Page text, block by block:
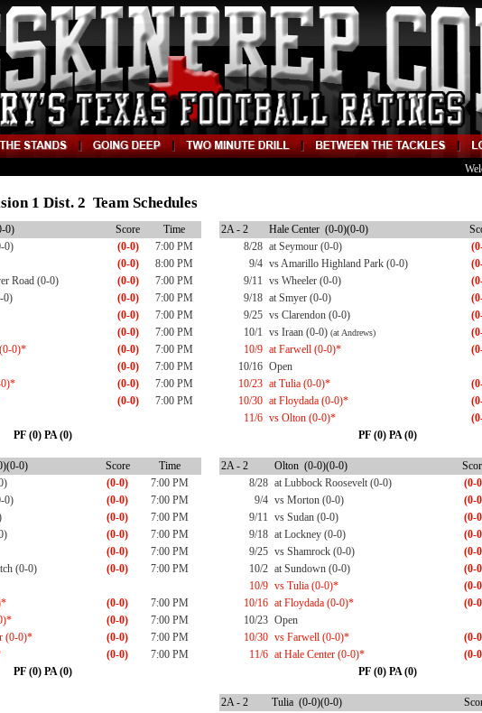
1 Dist. 2 Team Schedules
0) Score
Time
0) (0-0)
7:00 PM
(0-0)
8:00 PM
Road (0-0) (0-0)
7:00 PM
0) (0-0)
7:00 PM
(0-0)
7:00 PM
(0-0)
7:00 PM
0)* (0-0)
7:00 PM
(0-0)
7:00 PM
0)* (0-0)
7:00 PM
(0-0)
7:00 PM
PF (0) PA (0)
0) Score
Time
(0-0)
7:00 PM
0) (0-0)
7:00 PM
(0-0)
7:00 PM
(0-0)
7:00 PM
(0-0)
7:00 PM
(0-0) (0-0)
7:00 PM
(0-0)
7:00 PM
(0-0)
7:00 PM
(0-0)* (0-0)
7:00 PM
(0-0)
7:00 PM
PF (0) PA (0)
2A - 2 Hale Center (0-0)(0-0)
8/28 at Seymour (0-0)
9/4 vs Amarillo Highland Park (0-0)
9/11 vs Wheeler (0-0)
9/18 at Smyer (0-0)
9/25 vs Clarendon (0-0)
10/1 vs Iraan (0-0) (at Andrews)
10/9 at Farwell (0-0)*
10/16 Open
10/23 at Tulia (0-0)*
10/30 at Floydada (0-0)*
11/6 vs Olton (0-0)*
PF (0) PA (0)
2A - 2 Olton (0-0)(0-0)
8/28 at Lubbock Roosevelt (0-0) (0-
9/4 vs Morton (0-0) (0-
9/11 vs Sudan (0-0) (0-
9/18 at Lockney (0-0) (0-
9/25 vs Shamrock (0-0) (0-
10/2 at Sundown (0-0) (0-
10/9 vs Tulia (0-0)* (0-
10/16 at Floydada (0-0)* (0-
10/23 Open
10/30 vs Farwell (0-0)* (0-
11/6 at Hale Center (0-0)* (0-
PF (0) PA (0)
2A - 2 Tulia (0-0)(0-0)